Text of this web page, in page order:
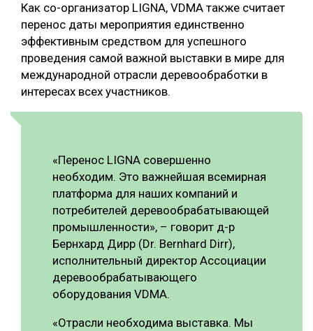
Как со-организатор LIGNA, VDMA также считает
перенос даты мероприятия единственно
эффективным средством для успешного
проведения самой важной выставки в мире для
международной отрасли деревообработки в
интересах всех участников.
«Перенос LIGNA совершенно
необходим. Это важнейшая всемирная
платформа для наших компаний и
потребителей деревообрабатывающей
промышленности», – говорит д-р
Бернхард Дирр (Dr. Bernhard Dirr),
исполнительный директор Ассоциации
деревообрабатывающего
оборудования VDMA.
«Отрасли необходима выставка. Мы